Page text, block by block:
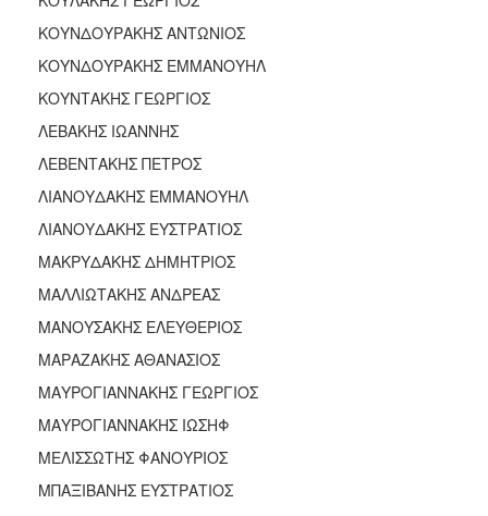
ΚΟΥΝΔΟΥΡΑΚΗΣ ΑΝΤΩΝΙΟΣ
ΚΟΥΝΔΟΥΡΑΚΗΣ ΕΜΜΑΝΟΥΗΛ
ΚΟΥΝΤΑΚΗΣ ΓΕΩΡΓΙΟΣ
ΛΕΒΑΚΗΣ ΙΩΑΝΝΗΣ
ΛΕΒΕΝΤΑΚΗΣ ΠΕΤΡΟΣ
ΛΙΑΝΟΥΔΑΚΗΣ ΕΜΜΑΝΟΥΗΛ
ΛΙΑΝΟΥΔΑΚΗΣ ΕΥΣΤΡΑΤΙΟΣ
ΜΑΚΡΥΔΑΚΗΣ ΔΗΜΗΤΡΙΟΣ
ΜΑΛΛΙΩΤΑΚΗΣ ΑΝΔΡΕΑΣ
ΜΑΝΟΥΣΑΚΗΣ ΕΛΕΥΘΕΡΙΟΣ
ΜΑΡΑΖΑΚΗΣ ΑΘΑΝΑΣΙΟΣ
ΜΑΥΡΟΓΙΑΝΝΑΚΗΣ ΓΕΩΡΓΙΟΣ
ΜΑΥΡΟΓΙΑΝΝΑΚΗΣ ΙΩΣΗΦ
ΜΕΛΙΣΣΩΤΗΣ ΦΑΝΟΥΡΙΟΣ
ΜΠΑΞΙΒΑΝΗΣ ΕΥΣΤΡΑΤΙΟΣ